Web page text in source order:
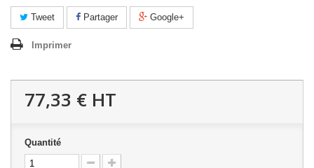
Tweet Partager Google+
Imprimer
77,33 € HT
Quantité